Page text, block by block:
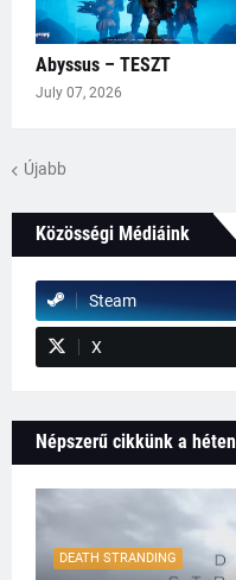
Abyssus – TESZT
July 07, 2026
Újabb
Közösségi Médiáink
Steam
X
Népszerű cikkünk a héten
DEATH STRANDING